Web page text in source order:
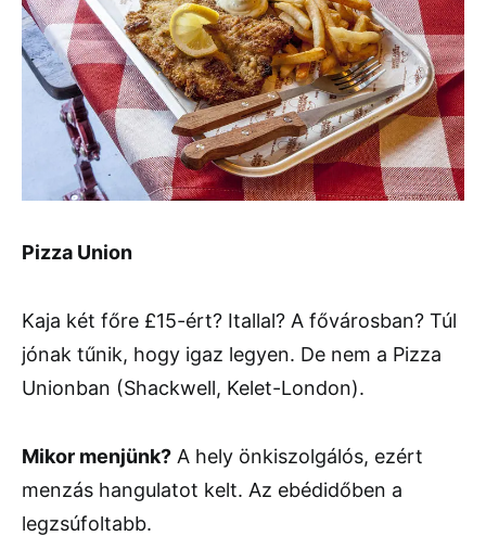
Pizza Union
Kaja két főre £15-ért? Itallal? A fővárosban? Túl
jónak tűnik, hogy igaz legyen. De nem a Pizza
Unionban (Shackwell, Kelet-London).
Mikor menjünk? A hely önkiszolgálós, ezért
menzás hangulatot kelt. Az ebédidőben a
legzsúfoltabb.